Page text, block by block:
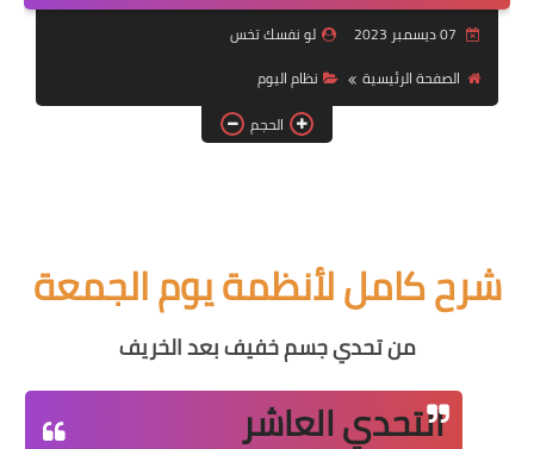
أنظمة شهر رمضان
Diet plan
لو نفسك تخس
الصفحة الرئيسية
نظام اليوم
الحجم
شرح كامل لأنظمة يوم الجمعة
من تحدي جسم خفيف بعد الخريف
التحدي العاشر